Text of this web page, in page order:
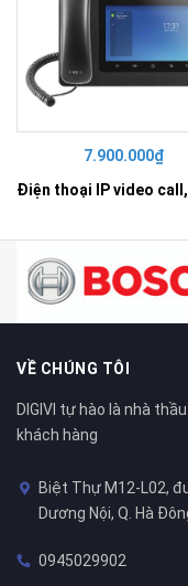
7.900.000₫
VỀ CHÚNG TÔI
DIGIVI tự hào là nhà
khách hàng
Biệt Thự M12-L02,
Dương Nội, Q. Hà
0945029902